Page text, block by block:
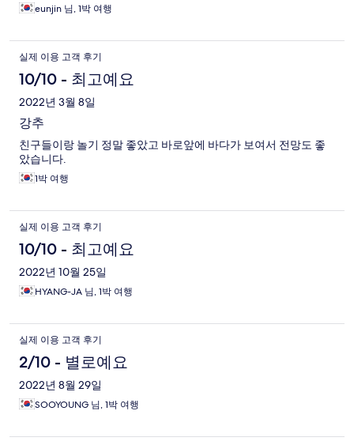
eunjin 님, 1박 여행
실제 이용 고객 후기
10/10 - 최고예요
2022년 3월 8일
강추
친구들이랑 놀기 정말 좋았고 바로앞에 바다가 보여서 전망도 좋
았습니다.
1박 여행
실제 이용 고객 후기
10/10 - 최고예요
2022년 10월 25일
HYANG-JA 님, 1박 여행
실제 이용 고객 후기
2/10 - 별로예요
2022년 8월 29일
SOOYOUNG 님, 1박 여행